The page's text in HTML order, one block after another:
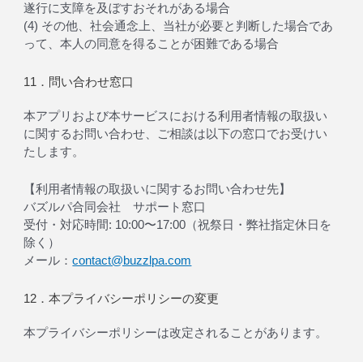
遂行に支障を及ぼすおそれがある場合
(4) その他、社会通念上、当社が必要と判断した場合であ
って、本人の同意を得ることが困難である場合
11．問い合わせ窓口
本アプリおよび本サービスにおける利用者情報の取扱い
に関するお問い合わせ、ご相談は以下の窓口でお受けい
たします。
【利用者情報の取扱いに関するお問い合わせ先】
バズルパ合同会社 サポート窓口
受付・対応時間: 10:00〜17:00（祝祭日・弊社指定休日を
除く）
メール：contact@buzzlpa.com
12．本プライバシーポリシーの変更
本プライバシーポリシーは改定されることがあります。